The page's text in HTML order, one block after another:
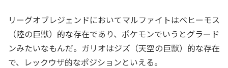
リーグオブレジェンドにおいてマルファイトはベヒーモス
（陸の巨獣）的な存在であり、ポケモンでいうとグラード
ンみたいなもんだ。ガリオはジズ（天空の巨獣）的な存在
で、レックウザ的なポジションといえる。